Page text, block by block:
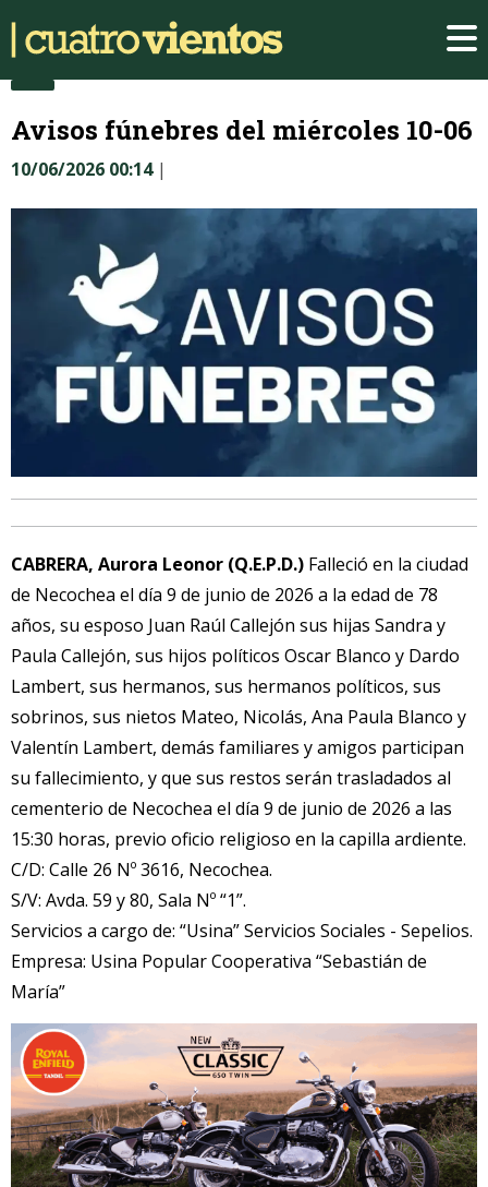
Avisos fúnebres del miércoles 10-06
10/06/2026 00:14|
CABRERA, Aurora Leonor (Q.E.P.D.) Falleció en la ciudad
de Necochea el día 9 de junio de 2026 a la edad de 78
años, su esposo Juan Raúl Callejón sus hijas Sandra y
Paula Callejón, sus hijos políticos Oscar Blanco y Dardo
Lambert, sus hermanos, sus hermanos políticos, sus
sobrinos, sus nietos Mateo, Nicolás, Ana Paula Blanco y
Valentín Lambert, demás familiares y amigos participan
su fallecimiento, y que sus restos serán trasladados al
cementerio de Necochea el día 9 de junio de 2026 a las
15:30 horas, previo oficio religioso en la capilla ardiente.
C/D: Calle 26 Nº 3616, Necochea.
S/V: Avda. 59 y 80, Sala Nº “1”.
Servicios a cargo de: “Usina” Servicios Sociales - Sepelios.
Empresa: Usina Popular Cooperativa “Sebastián de
María”